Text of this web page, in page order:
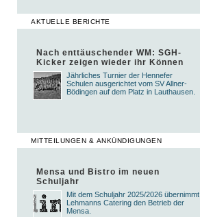
AKTUELLE BERICHTE
Nach enttäuschender WM: SGH-
Kicker zeigen wieder ihr Können
Jährliches Turnier der Hennefer
Schulen ausgerichtet vom SV Allner-
Bödingen auf dem Platz in Lauthausen.
MITTEILUNGEN & ANKÜNDIGUNGEN
Mensa und Bistro im neuen
Schuljahr
Mit dem Schuljahr 2025/2026 übernimmt
Lehmanns Catering den Betrieb der
Mensa.